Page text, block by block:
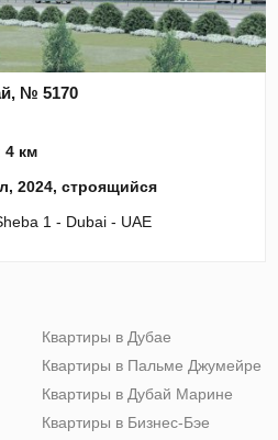
№ 5170
4 км
2024, строящийся
1 - Dubai - UAE
Квартиры в Дубае
Квартиры в Пальме Джумейре
Квартиры в Дубай Марине
Квартиры в Бизнес-Бэе